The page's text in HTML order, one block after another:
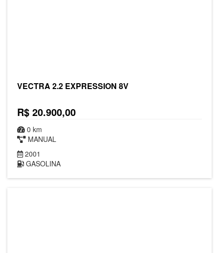
VECTRA 2.2 EXPRESSION 8V
R$ 20.900,00
0 km
MANUAL
2001
GASOLINA